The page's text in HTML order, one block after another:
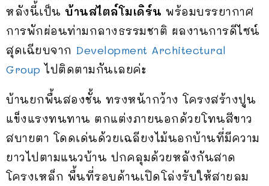
หลังนี้เป็น บ้านสไตล์โมเดิร์น พร้อมบรรยากาศ
การพักผ่อนท่ามกลางธรรมชาติ ผลงานการดีไซน์
สุดเฉียบจาก Development Architectural
Group ไปติดตามกันเลยค่ะ
บ้านยกพื้นสองชั้น ทรงหน้ากว้าง โครงสร้างปูน
แข็งแรงทนทาน ตกแต่งภายนอกด้วยโทนสีขาว
สบายตา โดดเด่นด้วยเฉลียงไม้นอกบ้านที่มีความ
ยาวไปตามแนวบ้าน ปกคลุมด้วยหลังกันสาด
โครงเหล็ก พื้นที่รอบด้านเปิดโล่งรับให้สายลม